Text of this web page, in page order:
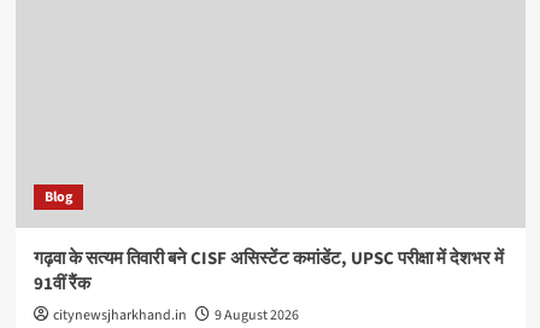
Blog
गढ़वा के सत्यम तिवारी बने CISF असिस्टेंट कमांडेंट, UPSC परीक्षा में देशभर में
91वीं रैंक
citynewsjharkhand.in 9 August 2026